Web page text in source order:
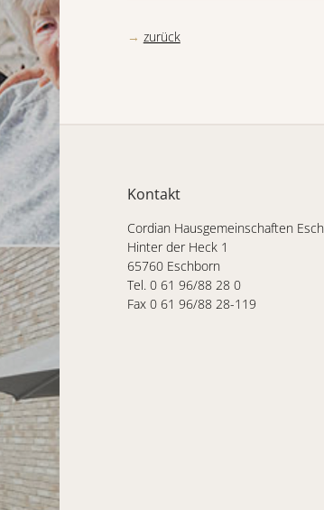
zurück
Kontakt
Cordian Hausgemeinschaften
Hinter der Heck 1
65760 Eschborn
Tel. 0 61 96/88 28 0
Fax 0 61 96/88 28-119